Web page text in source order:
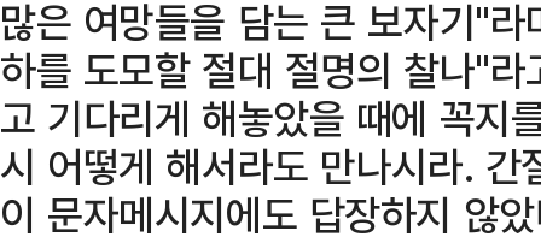
많은 여망들을 담는 큰 보자기"
하를 도모할 절대 절명의 찰나"
고 기다리게 해놓았을 때에 꼭지
시 어떻게 해서라도 만나시라.
이 문자메시지에도 답장하지 않